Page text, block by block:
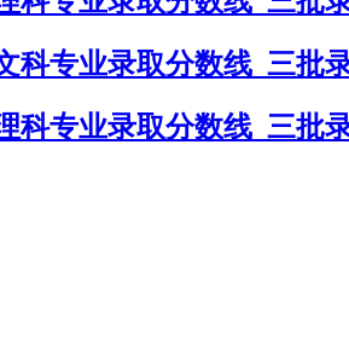
科专业录取分数线_三批
科专业录取分数线_三批